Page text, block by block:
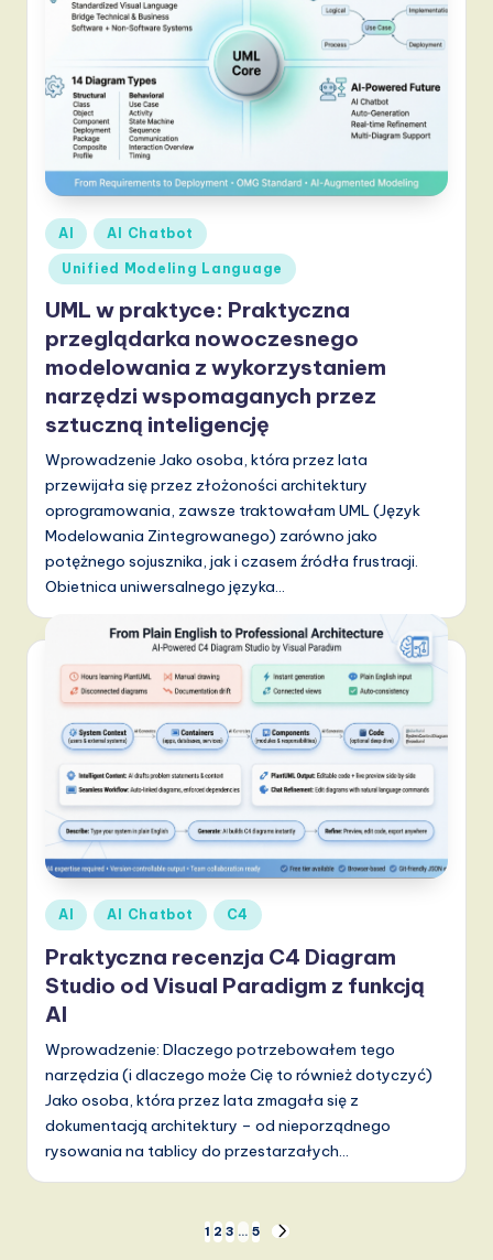
Posted
in
AI AI Chatbot
Unified Modeling Language
UML w praktyce: Praktyczna
przeglądarka nowoczesnego
modelowania z wykorzystaniem
narzędzi wspomaganych przez
sztuczną inteligencję
Wprowadzenie Jako osoba, która przez lata
przewijała się przez złożoności architektury
oprogramowania, zawsze traktowałam UML (Język
Modelowania Zintegrowanego) zarówno jako
potężnego sojusznika, jak i czasem źródła frustracji.
Obietnica uniwersalnego języka…
Posted
in
AI AI Chatbot C4
Praktyczna recenzja C4 Diagram
Studio od Visual Paradigm z funkcją
AI
Wprowadzenie: Dlaczego potrzebowałem tego
narzędzia (i dlaczego może Cię to również dotyczyć)
Jako osoba, która przez lata zmagała się z
dokumentacją architektury – od nieporządnego
rysowania na tablicy do przestarzałych…
Stronicowanie
1 2 3 … 5
NEXT